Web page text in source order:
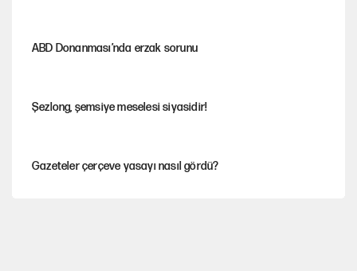
ABD Donanması’nda erzak sorunu
Şezlong, şemsiye meselesi siyasidir!
Gazeteler çerçeve yasayı nasıl gördü?